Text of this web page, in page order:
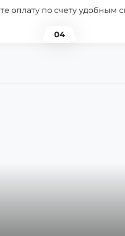
оплату по счету удобным
04